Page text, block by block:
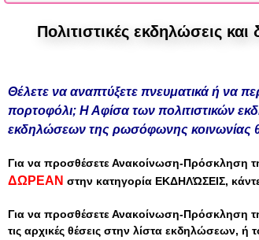
Πολιτιστικές εκδηλώσεις
Θέλετε να αναπτύξετε πνευματικά ή να
πορτοφόλι; Η Αφίσα των πολιτιστικών
εκδηλώσεων της ρωσόφωνης κοινωνίας
Για να προσθέσετεΑνακοίνωση-Πρόσκληση
ΔΩΡΕΑΝστην κατηγορία ΕΚΔΗΛΏΣΕΙΣ,
Για να προσθέσετεΑνακοίνωση-Πρόσκληση
τις αρχικές θέσεις στην λίστα εκδηλώσεων, ή